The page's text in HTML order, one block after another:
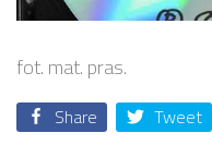
fot. mat. pras.
Share Tweet